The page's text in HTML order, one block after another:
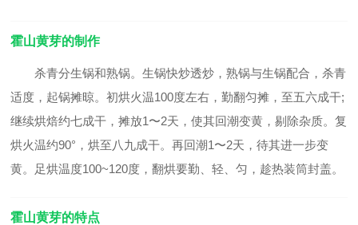
霍山黄芽的制作
杀青分生锅和熟锅。生锅快炒透炒，熟锅与生锅配合，杀青
适度，起锅摊晾。初烘火温100度左右，勤翻匀摊，至五六成干;
继续烘焙约七成干，摊放1〜2天，使其回潮变黄，剔除杂质。复
烘火温约90°，烘至八九成干。再回潮1〜2天，待其进一步变
黄。足烘温度100~120度，翻烘要勤、轻、匀，趁热装筒封盖。
霍山黄芽的特点